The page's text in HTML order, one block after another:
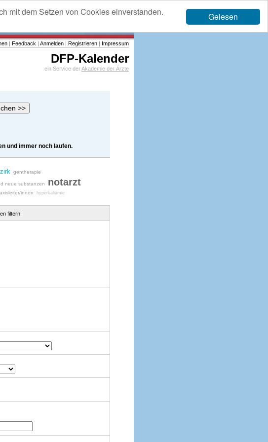
Gelesen
mit dem Setzen von Cookies einverstanden.
| Feedback | Anmelden | Registrieren | Impressum
DFP-Kalender
ein Service derAkademie der Ärzte
und immer noch laufen.
gentherapie
neue substanzen notarzt
innen hyperkaliämie
filtern.